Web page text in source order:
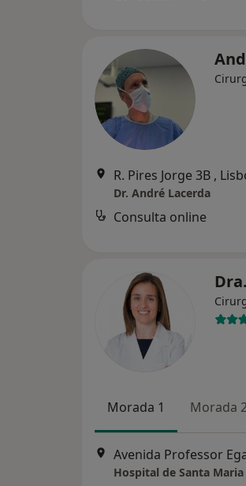
R. Pires Jorge 3B ,
Dr. André Lacerda
Consulta online
Morada 1 Morada
Avenida Professor
Hospital de Santa Maria